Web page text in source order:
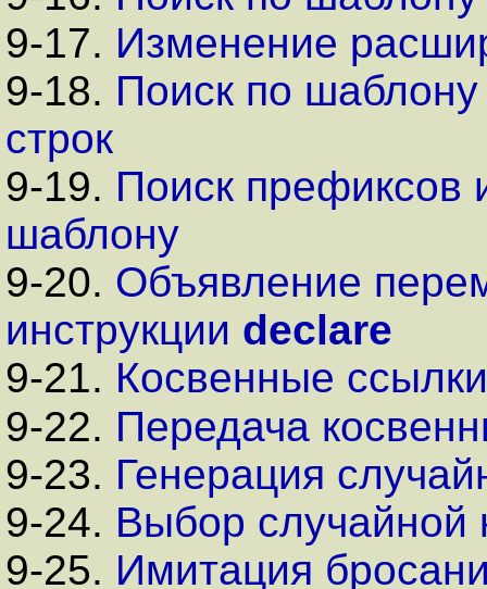
9-17. Изменение
9-18. Поиск по
строк
9-19. Поиск префиксов
шаблону
9-20. Объявление
инструкции declare
9-21. Косвенные ссылки
9-22. Передача
9-23. Генерация
9-24. Выбор случайной
9-25. Имитация